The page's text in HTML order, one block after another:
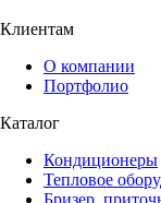
Клиентам
О компании
Портфолио
Каталог
Кондиционеры
Тепловое
Бризер,